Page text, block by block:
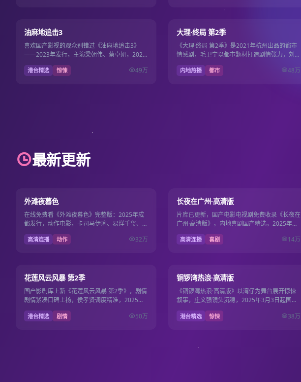
7.5
油麻地追击3
喜欢国产影视的观众别错过《油麻地追击3》
——2023年发行，主演梁朝伟、蔡卓妍，2023
年2月14日更新，国产影视免费维护国产电影电
视剧免费片库…
港台精选 惊悚 49万
8.3
大理·终局 第2季
《大理·终局 第2季》是2021年杭州出品的都市
情感剧，毛卫宁以都市题材打造剧情张力，刘昊
然、王一博演技出彩，2021年11月9日完整收
录国产电…
内地热播 都市 48万
最新更新
9.1
外滩夜暮色
在线免费看《外滩夜暮色》完整版：2025年成
都发行，动作电影，卡司马伊琍、易烊千玺、白
百何，2025年12月1日更新，畅享国产电影电
视剧免费流畅…
高清连播 动作 32万
9.6
长夜在广州·高清版
片库已更新，国产电影电视剧免费收录《长夜在
广州·高清版》，内地喜剧国产精选，2025年西
安出品，导演路阳，主演赵丽颖、刘昊然，
2025年10月5…
高清连播 喜剧 14万
7.7
花莲风云风暴 第2季
国产影剧库上新《花莲风云风暴 第2季》，剧情
剧情紧凑口碑上扬，侯孝贤调度精准，2025年6
月8日起国产电影电视剧免费观看。
港台精选 剧情 50万
7.7
铜锣湾热浪·高清版
《铜锣湾热浪·高清版》以湾仔为舞台展开惊悚
叙事，庄文强镜头沉稳，2025年3月3日起国产
电影电视剧免费免费畅看117分钟。
港台精选 惊悚 38万